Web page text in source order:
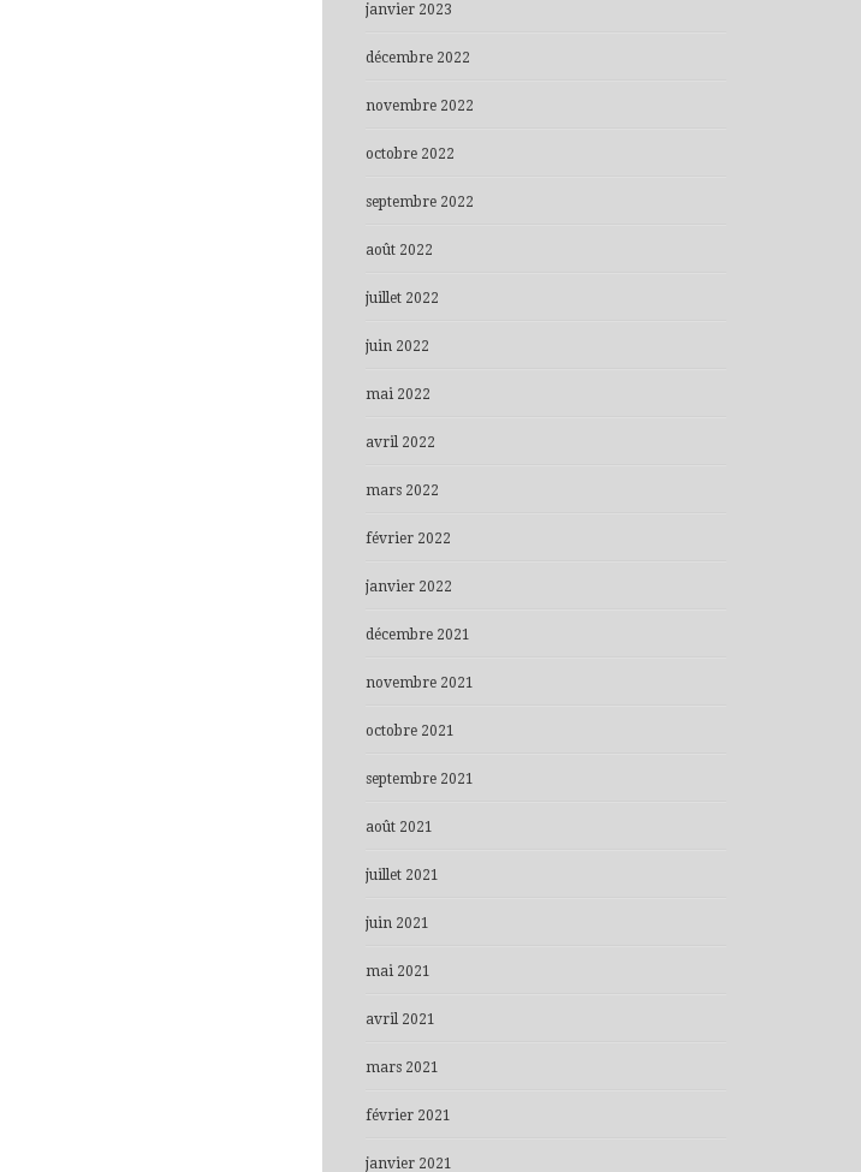
janvier 2023
décembre 2022
novembre 2022
octobre 2022
septembre 2022
août 2022
juillet 2022
juin 2022
mai 2022
avril 2022
mars 2022
février 2022
janvier 2022
décembre 2021
novembre 2021
octobre 2021
septembre 2021
août 2021
juillet 2021
juin 2021
mai 2021
avril 2021
mars 2021
février 2021
janvier 2021